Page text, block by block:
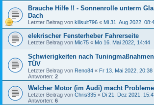
Brauche Hilfe !! - Sonnenrolle unterm
Dach
Letzter Beitrag von killsuit796 « Mi 31. Aug 2022,
elekrischer Fensterheber Fahrerseite
Letzter Beitrag von Mic75 « Mo 16. Mai 2022, 14:44
Schwierigkeiten nach
TÜV
Letzter Beitrag von Reno84 « Fr 13. Mai 2022, 20:38
Antworten: 2
Welcher Motor (im Audi) macht
Letzter Beitrag von Chris335 « Di 21. Dez 2021,
Antworten: 6